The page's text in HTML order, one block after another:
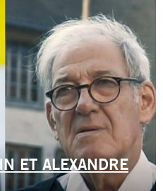
ET ALEXANDRE